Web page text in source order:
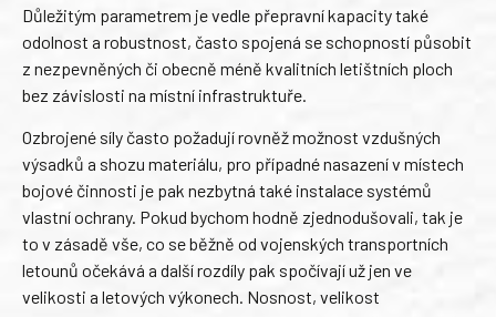
Důležitým parametrem je vedle přepravní kapacity také
odolnost a robustnost, často spojená se schopností působit
z nezpevněných či obecně méně kvalitních letištních ploch
bez závislosti na místní infrastruktuře.
Ozbrojené síly často požadují rovněž možnost vzdušných
výsadků a shozu materiálu, pro případné nasazení v místech
bojové činnosti je pak nezbytná také instalace systémů
vlastní ochrany. Pokud bychom hodně zjednodušovali, tak je
to v zásadě vše, co se běžně od vojenských transportních
letounů očekává a další rozdíly pak spočívají už jen ve
velikosti a letových výkonech. Nosnost, velikost